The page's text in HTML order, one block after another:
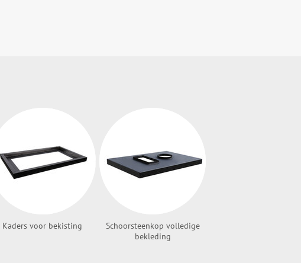
Kaders voor bekisting
Schoorsteenkop volledige
bekleding